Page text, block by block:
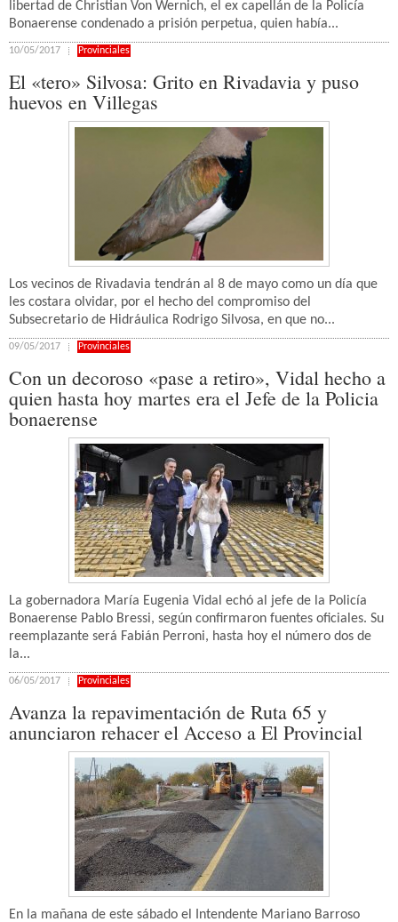
libertad de Christian Von Wernich, el ex capellán de la Policía
Bonaerense condenado a prisión perpetua, quien había...
10/05/2017 Provinciales
El «tero» Silvosa: Grito en Rivadavia y puso
huevos en Villegas
Los vecinos de Rivadavia tendrán al 8 de mayo como un día que
les costara olvidar, por el hecho del compromiso del
Subsecretario de Hidráulica Rodrigo Silvosa, en que no...
09/05/2017 Provinciales
Con un decoroso «pase a retiro», Vidal hecho a
quien hasta hoy martes era el Jefe de la Policia
bonaerense
La gobernadora María Eugenia Vidal echó al jefe de la Policía
Bonaerense Pablo Bressi, según confirmaron fuentes oficiales. Su
reemplazante será Fabián Perroni, hasta hoy el número dos de
la...
06/05/2017 Provinciales
Avanza la repavimentación de Ruta 65 y
anunciaron rehacer el Acceso a El Provincial
En la mañana de este sábado el Intendente Mariano Barroso